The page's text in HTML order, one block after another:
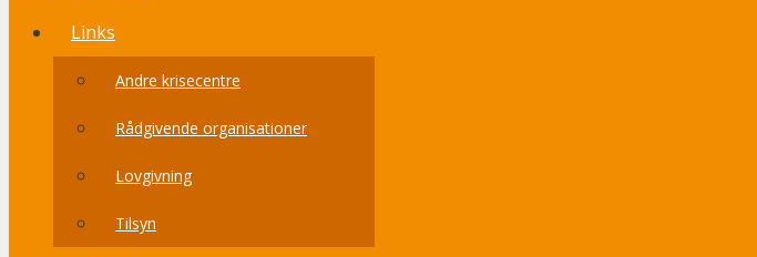
Links
Andre krisecentre
Rådgivende organisationer
Lovgivning
Tilsyn